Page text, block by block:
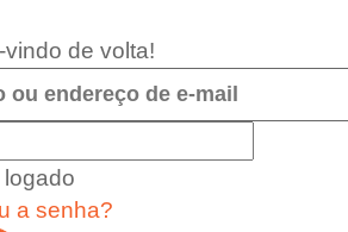
vindo de volta!
logado
a senha?